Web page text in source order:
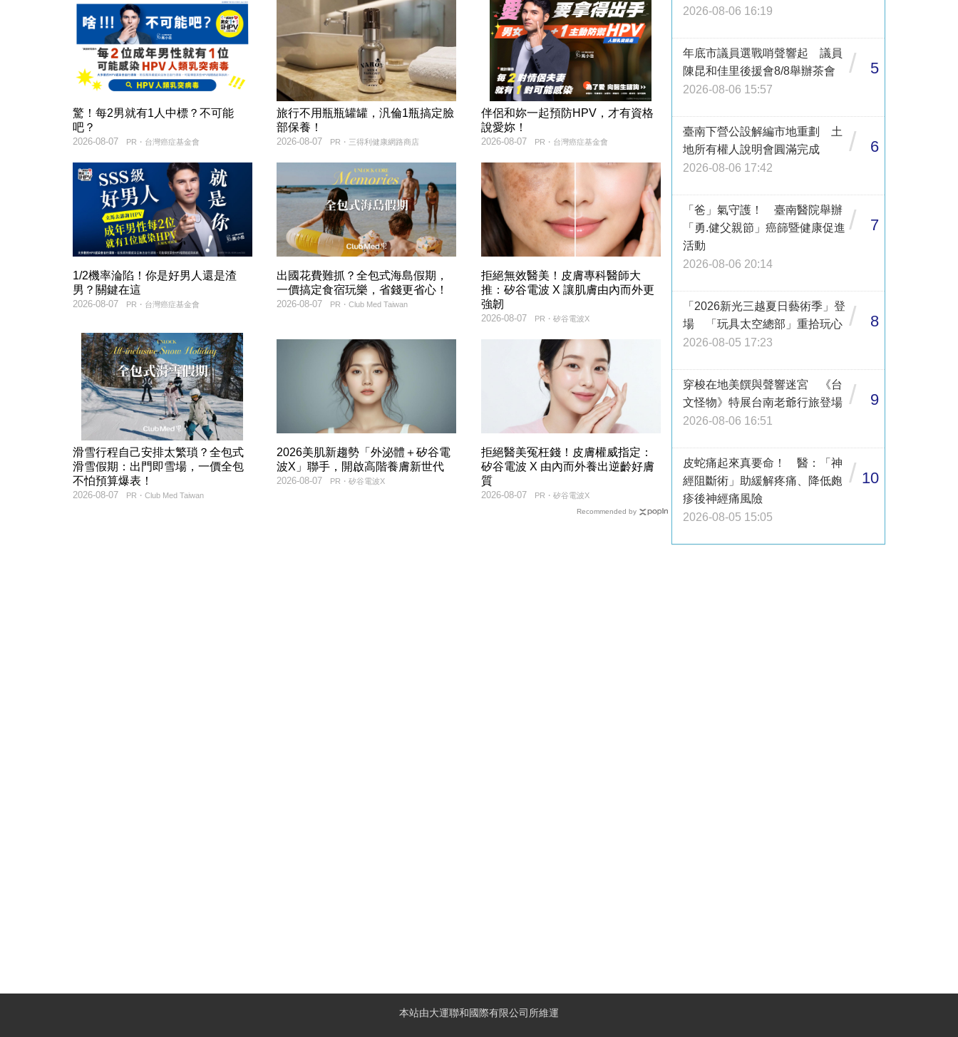
驚！每2男就有1人中標？不可能
吧？
PR・台灣癌症基金會
2026-08-07
旅行不用瓶瓶罐罐，汎倫1瓶搞定臉
部保養！
PR・三得利健康網路商店
2026-08-07
伴侶和妳一起預防HPV，才有資格
說愛妳！
PR・台灣癌症基金會
2026-08-07
1/2機率淪陷！你是好男人還是渣
男？關鍵在這
PR・台灣癌症基金會
2026-08-07
出國花費難抓？全包式海島假期，
一價搞定食宿玩樂，省錢更省心！
PR・Club Med Taiwan
2026-08-07
拒絕無效醫美！皮膚專科醫師大
推：矽谷電波 X 讓肌膚由內而外更
強韌
PR・矽谷電波X
2026-08-07
滑雪行程自己安排太繁瑣？全包式
滑雪假期：出門即雪場，一價全包
不怕預算爆表！
PR・Club Med Taiwan
2026-08-07
2026美肌新趨勢「外泌體＋矽谷電
波X」聯手，開啟高階養膚新世代
PR・矽谷電波X
2026-08-07
拒絕醫美冤枉錢！皮膚權威指定：
矽谷電波 X 由內而外養出逆齡好膚
質
PR・矽谷電波X
2026-08-07
Recommended by
2026-08-06 16:19
年底市議員選戰哨聲響起 議員
陳昆和佳里後援會8/8舉辦茶會
2026-08-06 15:57
/ 5
臺南下營公設解編市地重劃 土
地所有權人說明會圓滿完成
2026-08-06 17:42
/ 6
「爸」氣守護！ 臺南醫院舉辦
「勇.健父親節」癌篩暨健康促進
活動
2026-08-06 20:14
/ 7
「2026新光三越夏日藝術季」登
場 「玩具太空總部」重拾玩心
2026-08-05 17:23
/ 8
穿梭在地美饌與聲響迷宮 《台
文怪物》特展台南老爺行旅登場
2026-08-06 16:51
/ 9
皮蛇痛起來真要命！ 醫：「神
經阻斷術」助緩解疼痛、降低皰
疹後神經痛風險
2026-08-05 15:05
/ 10
本站由大運聯和國際有限公司所維運